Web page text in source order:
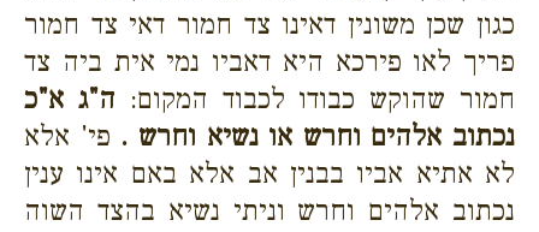
כגון שכן משונין דאינו צד חמור דאי צד חמור
פריך לאו פירכא היא דאביו נמי אית ביה צד
חמור שהוקש כבודו לכבוד המקום: ה"ג א"כ
נכתוב אלהים וחרש או נשיא וחרש . פי' אלא
לא אתיא אביו בבנין אב אלא באם אינו ענין
נכתוב אלהים וחרש וניתי נשיא בהצד השוה